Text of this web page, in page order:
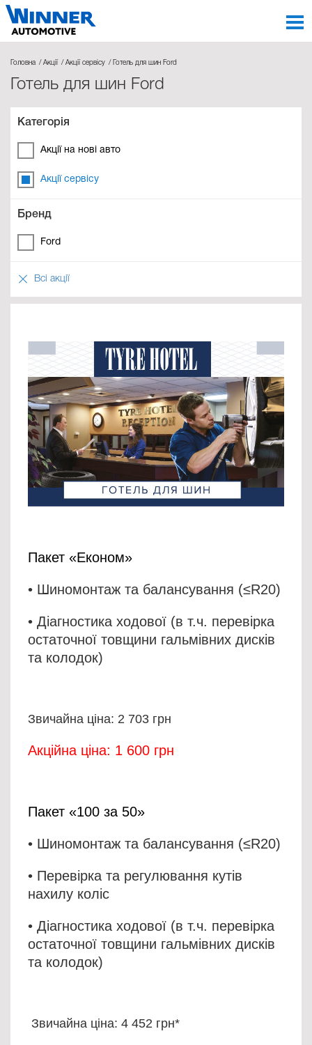
Головна Акції Акції сервісу Готель для шин Ford
Готель для шин Ford
Категорія
Акції на нові авто
Акції сервісу
Бренд
Ford
Всі акції
Пакет «Економ»
• Шиномонтаж та балансування (≤R20)
• Діагностика ходової (в т.ч. перевірка
остаточної товщини гальмівних дисків
та колодок)
Звичайна ціна: 2 703 грн
Акційна ціна: 1 600 грн
Пакет «100 за 50»
• Шиномонтаж та балансування (≤R20)
• Перевірка та регулювання кутів
нахилу коліс
• Діагностика ходової (в т.ч. перевірка
остаточної товщини гальмівних дисків
та колодок)
Звичайна ціна: 4 452 грн*